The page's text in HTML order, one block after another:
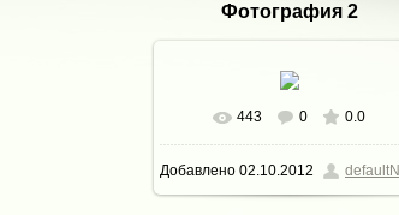
Фотография 2
В реальном размере
1521x1200/ 272.2Kb
443 0 0.0
Добавлено 02.10.2012